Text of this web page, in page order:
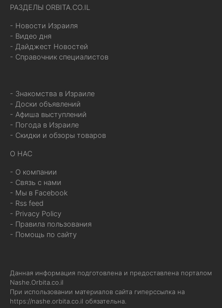
РАЗДЕЛЫ ORBITA.CO.IL
- Новости Израиля
- Видео дня
- Дайджест Новостей
- Справочник специалистов
- Знакомства в Израиле
- Доски объявлений
- Афиша выступлений
- Погода в Израиле
- Скидки и обзоры товаров
О НАС
- О компании
- Связь с нами
- Мы в Facebook
- Rss feed
- Privacy Policy
- Правила пользования
- Помощь по сайту
Данная информация подготовлена и предоставлена порталом
Nashe.Orbita.co.il
При использовании материалов сайта гиперссылка на
https://nashe.orbita.co.il обязательна.